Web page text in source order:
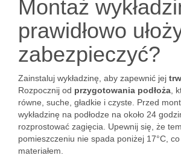
Montaż
prawidłowo
zabezpieczyć?
Zainstaluj wykładzinę, aby zapewnić jej
Rozpocznij od przygotowania podłoża ,
równe, suche, gładkie i czyste. Przed
wykładzinę na podłodze na około 24
rozprostować zagięcia. Upewnij się, że
pomieszczeniu nie spada poniżej 17°C, co
materiałem.